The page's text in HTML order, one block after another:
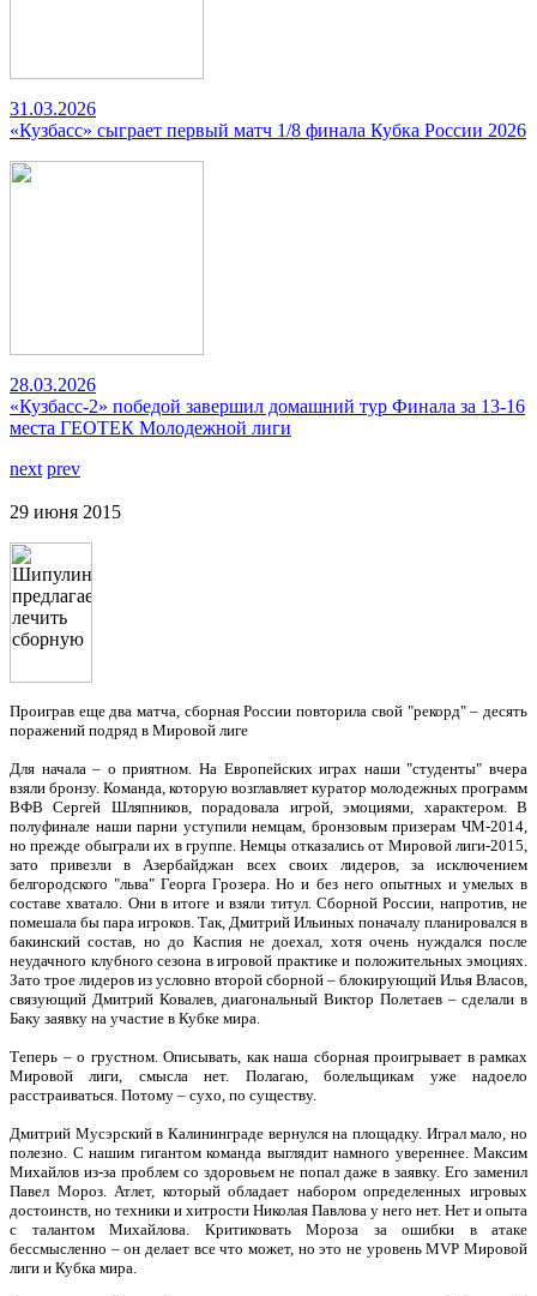
31.03.2026
«Кузбасс» сыграет первый матч 1/8 финала Кубка России 2026
28.03.2026
«Кузбасс-2» победой завершил домашний тур Финала за 13-16
места ГЕОТЕК Молодежной лиги
next prev
29 июня 2015
Проиграв еще два матча, сборная России повторила свой "рекорд" – десять
поражений подряд в Мировой лиге
Для начала – о приятном. На Европейских играх наши "студенты" вчера
взяли бронзу. Команда, которую возглавляет куратор молодежных программ
ВФВ Сергей Шляпников, порадовала игрой, эмоциями, характером. В
полуфинале наши парни уступили немцам, бронзовым призерам ЧМ-2014,
но прежде обыграли их в группе. Немцы отказались от Мировой лиги-2015,
зато привезли в Азербайджан всех своих лидеров, за исключением
белгородского "льва" Георга Грозера. Но и без него опытных и умелых в
составе хватало. Они в итоге и взяли титул. Сборной России, напротив, не
помешала бы пара игроков. Так, Дмитрий Ильиных поначалу планировался в
бакинский состав, но до Каспия не доехал, хотя очень нуждался после
неудачного клубного сезона в игровой практике и положительных эмоциях.
Зато трое лидеров из условно второй сборной – блокирующий Илья Власов,
связующий Дмитрий Ковалев, диагональный Виктор Полетаев – сделали в
Баку заявку на участие в Кубке мира.
Теперь – о грустном. Описывать, как наша сборная проигрывает в рамках
Мировой лиги, смысла нет. Полагаю, болельщикам уже надоело
расстраиваться. Потому – сухо, по существу.
Дмитрий Мусэрский в Калининграде вернулся на площадку. Играл мало, но
полезно. С нашим гигантом команда выглядит намного увереннее. Максим
Михайлов из-за проблем со здоровьем не попал даже в заявку. Его заменил
Павел Мороз. Атлет, который обладает набором определенных игровых
достоинств, но техники и хитрости Николая Павлова у него нет. Нет и опыта
с талантом Михайлова. Критиковать Мороза за ошибки в атаке
бессмысленно – он делает все что может, но это не уровень MVP Мировой
лиги и Кубка мира.